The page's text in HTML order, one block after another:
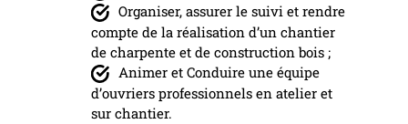
Organiser, assurer le suivi et rendre
compte de la réalisation d’un chantier
de charpente et de construction bois ;
Animer et Conduire une équipe
d’ouvriers professionnels en atelier et
sur chantier.